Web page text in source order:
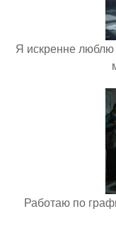
Я искренне люблю
Работаю по